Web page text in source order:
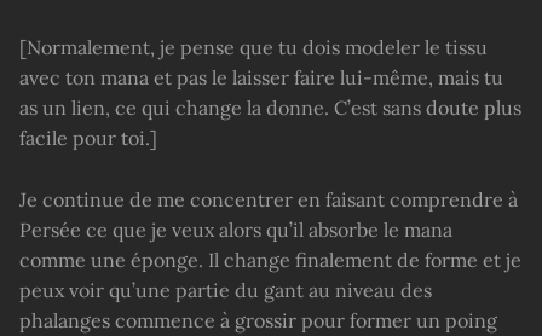
[Normalement, je pense que tu dois modeler le tissu
avec ton mana et pas le laisser faire lui-même, mais tu
as un lien, ce qui change la donne. C’est sans doute plus
facile pour toi.]
Je continue de me concentrer en faisant comprendre à
Persée ce que je veux alors qu’il absorbe le mana
comme une éponge. Il change finalement de forme et je
peux voir qu’une partie du gant au niveau des
phalanges commence à grossir pour former un poing